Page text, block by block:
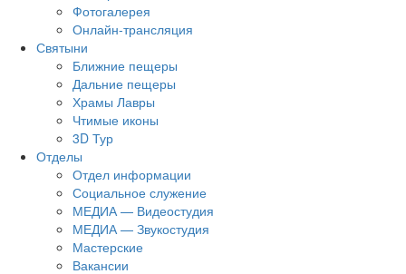
Фотогалерея
Онлайн-трансляция
Святыни
Ближние пещеры
Дальние пещеры
Храмы Лавры
Чтимые иконы
3D Тур
Отделы
Отдел информации
Социальное служение
МЕДИА — Видеостудия
МЕДИА — Звукостудия
Мастерские
Вакансии